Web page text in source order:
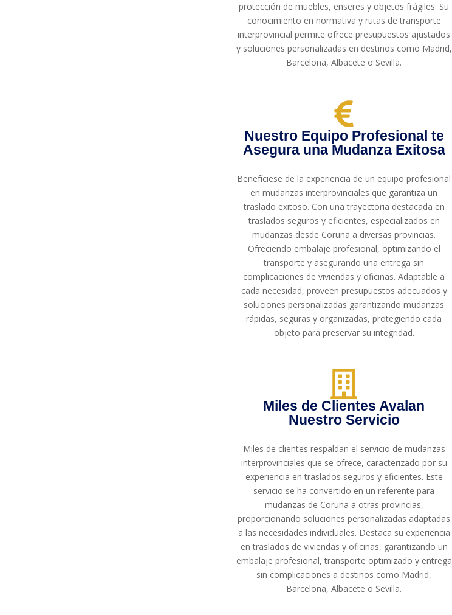
protección de muebles, enseres y objetos frágiles. Su
conocimiento en normativa y rutas de transporte
interprovincial permite ofrece presupuestos ajustados
y soluciones personalizadas en destinos como Madrid,
Barcelona, Albacete o Sevilla.
Nuestro Equipo Profesional te
Asegura una Mudanza Exitosa
Benefíciese de la experiencia de un equipo profesional
en mudanzas interprovinciales que garantiza un
traslado exitoso. Con una trayectoria destacada en
traslados seguros y eficientes, especializados en
mudanzas desde Coruña a diversas provincias.
Ofreciendo embalaje profesional, optimizando el
transporte y asegurando una entrega sin
complicaciones de viviendas y oficinas. Adaptable a
cada necesidad, proveen presupuestos adecuados y
soluciones personalizadas garantizando mudanzas
rápidas, seguras y organizadas, protegiendo cada
objeto para preservar su integridad.
Miles de Clientes Avalan
Nuestro Servicio
Miles de clientes respaldan el servicio de mudanzas
interprovinciales que se ofrece, caracterizado por su
experiencia en traslados seguros y eficientes. Este
servicio se ha convertido en un referente para
mudanzas de Coruña a otras provincias,
proporcionando soluciones personalizadas adaptadas
a las necesidades individuales. Destaca su experiencia
en traslados de viviendas y oficinas, garantizando un
embalaje profesional, transporte optimizado y entrega
sin complicaciones a destinos como Madrid,
Barcelona, Albacete o Sevilla.